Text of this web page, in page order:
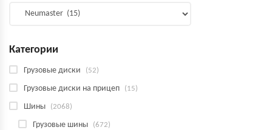
Категории
Грузовые диски (52)
Грузовые диски на прицеп (15)
Шины (2068)
Грузовые шины (672)